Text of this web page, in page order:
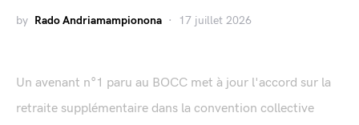
by Rado Andriamampionona 17 juillet 2026
Un avenant n°1 paru au BOCC met à jour l'accord sur la
retraite supplémentaire dans la convention collective